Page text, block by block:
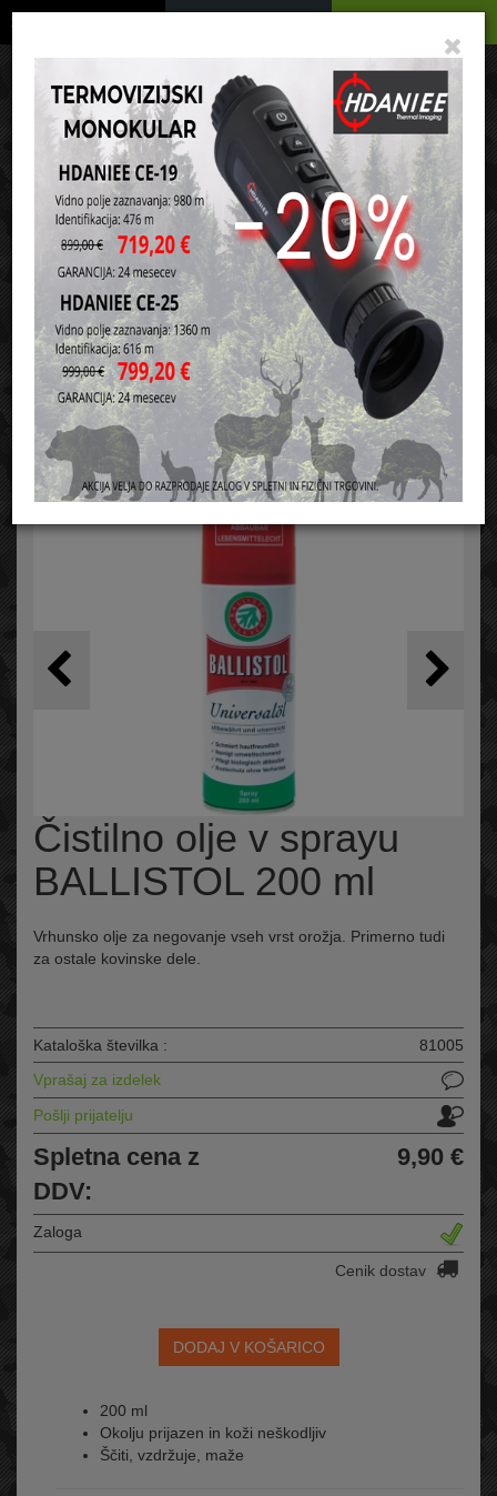
de
Vaša košarica je še prazna
Domov
Orožje in ostala oprema
Pribor za čiščenje orožja
Olja in spreji za orožje
Čistilno olje v sprayu
BALLISTOL 200 ml
Vrhunsko olje za negovanje vseh vrst orožja. Primerno tudi
za ostale kovinske dele.
Kataloška številka :
81005
Vprašaj za izdelek
Pošlji prijatelju
Spletna cena z
DDV:
9,90 €
Zaloga
Cenik dostav
DODAJ V KOŠARICO
200 ml
Okolju prijazen in koži neškodljiv
Ščiti, vzdržuje, maže